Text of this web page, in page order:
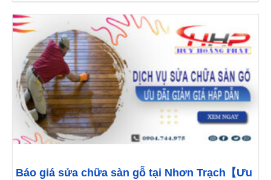
Báo giá sửa chữa sàn gỗ tại Nhơn Trạch【Ưu